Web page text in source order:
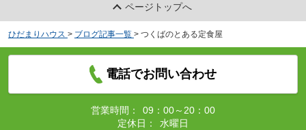
ページトップへ
ひだまりハウス > ブログ記事一覧 > つくばのとある定食屋
電話でお問い合わせ
営業時間：
09：00～20：00
定休日：
水曜日